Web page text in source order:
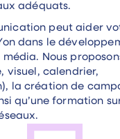
adéquats.
peut aider
dans le
Nous
visuel, calendrier,
la création de
qu’une formation